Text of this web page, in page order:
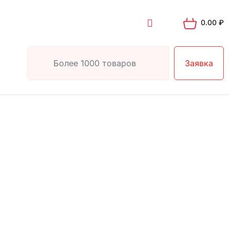
0.00 ₽
Заявка